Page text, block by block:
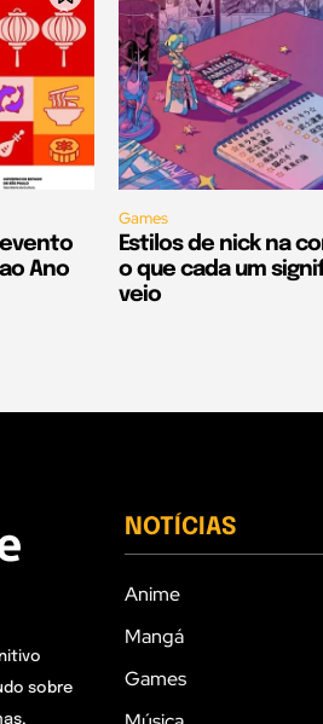
Ano
Games
Estilos de nick na
o que cada um
veio
sobre
NOTÍCIAS
Anime
Mangá
Games